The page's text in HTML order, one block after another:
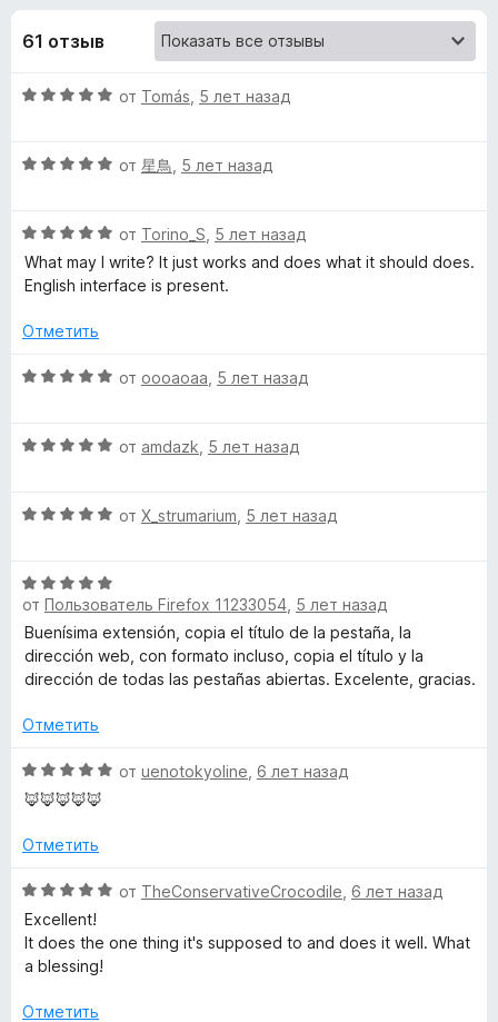
з
е
а
r
f
o
C
o
p
y
T
a
b
i
t
l
e
U
r
l
»
5
61 отзыв
О
н
о
н
а
и
5
от Tomás 5 лет назад
О
н
е
н
н
5
5
от 星鳥 5 лет назад
О
ц
е
е
о
5
5
от Torino_S 5 лет назад
What may I write? It just works and does what it should does.
English interface is present.
Отметить
О
н
о
5
и
з
5
от oooaoaa 5 лет назад
О
н
о
н
а
5
и
5
от amdazk 5 лет назад
О
н
е
н
о
н
5
з
5
от X_strumarium 5 лет назад
О
ц
е
н
е
о
а
5
з
от Пользователь Firefox 11233054 5 лет назад
Buenísima extensión, copia el título de la pestaña, la
dirección web, con formato incluso, copia el título y la
dirección de todas las pestañas abiertas. Excelente, gracias.
Отметить
О
ц
н
н
о
н
и
от uenotokyoline 6 лет назад
🦊🦊🦊🦊🦊
Отметить
О
ц
е
н
н
от TheConservativeCrocodile 6 лет назад
Excellent!
It does the one thing it's supposed to and does it well. What
a blessing!
Отметить